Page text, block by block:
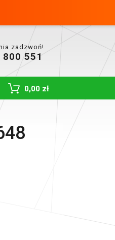
zadzwoń!
800 551
0,00 zł
Toggle Dropdown